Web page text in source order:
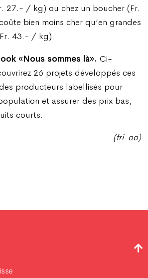
27.- / kg) ou chez un boucher (Fr.
bien moins cher qu’en grandes
43.- / kg).
«Nous sommes là». Ci-
26 projets développés ces
producteurs labellisés pour
et assurer des prix bas,
courts.
(fri-oo)